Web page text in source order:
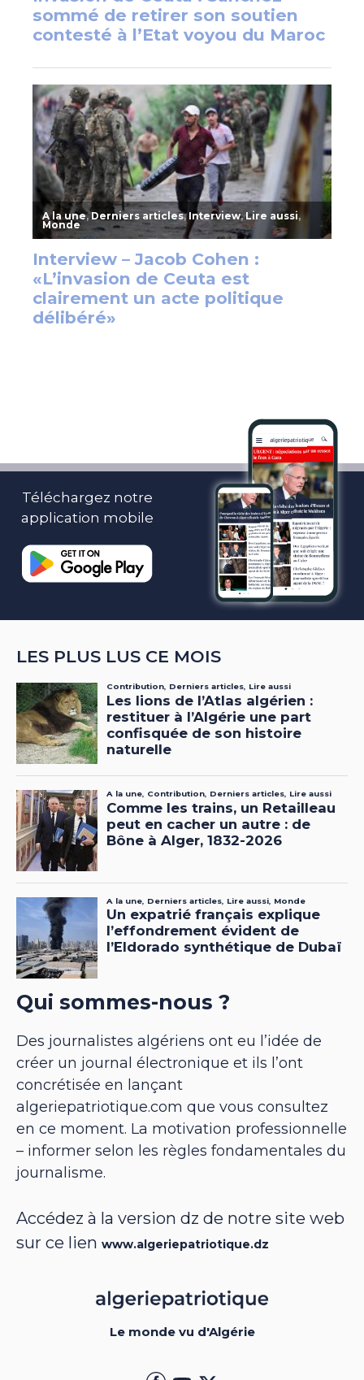
Téléchargez notre
application mobile
LES PLUS LUS CE MOIS
Qui sommes-nous ?
Des journalistes algériens ont eu l’idée de
créer un journal électronique et ils l’ont
concrétisée en lançant
algeriepatriotique.com que vous consultez
en ce moment. La motivation professionnelle
– informer selon les règles fondamentales du
journalisme.
Accédez à la version dz de notre site web
sur ce lien www.algeriepatriotique.dz
Le monde vu d'Algérie